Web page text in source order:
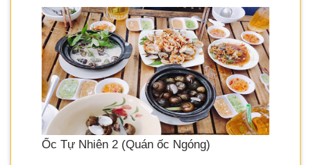
Ốc Tự Nhiên 2 (Quán ốc Ngóng)